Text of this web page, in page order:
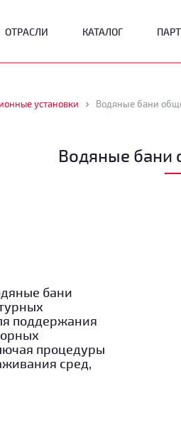
ОТРАСЛИ КАТАЛОГ
установки Водяные бани
Водяные бани
бани
поддержания
процедуры
сред,